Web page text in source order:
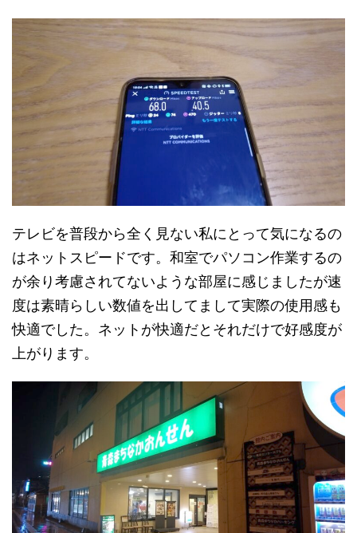
テレビを普段から全く見ない私にとって気になるの
はネットスピードです。和室でパソコン作業するの
が余り考慮されてないような部屋に感じましたが速
度は素晴らしい数値を出してまして実際の使用感も
快適でした。ネットが快適だとそれだけで好感度が
上がります。